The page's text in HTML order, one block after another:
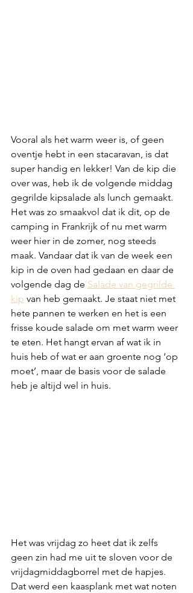
Vooral als het warm weer is, of geen
oventje hebt in een stacaravan, is dat
super handig en lekker! Van de kip die
over was, heb ik de volgende middag
gegrilde kipsalade als lunch gemaakt.
Het was zo smaakvol dat ik dit, op de
camping in Frankrijk of nu met warm
weer hier in de zomer, nog steeds
maak. Vandaar dat ik van de week een
kip in de oven had gedaan en daar de
volgende dag de Salade van gegrilde
kip van heb gemaakt. Je staat niet met
hete pannen te werken en het is een
frisse koude salade om met warm weer
te eten. Het hangt ervan af wat ik in
huis heb of wat er aan groente nog ‘op
moet’, maar de basis voor de salade
heb je altijd wel in huis.
Het was vrijdag zo heet dat ik zelfs
geen zin had me uit te sloven voor de
vrijdagmiddagborrel met de hapjes.
Dat werd een kaasplank met wat noten